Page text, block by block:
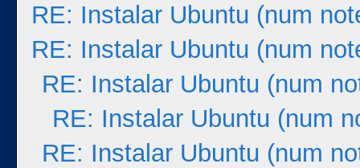
RE: Instalar Ubuntu (num
RE: Instalar Ubuntu (num
RE: Instalar Ubuntu (num
RE: Instalar Ubuntu (num
RE: Instalar Ubuntu (num